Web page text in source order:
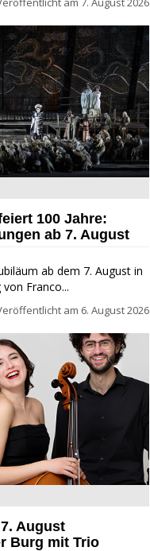
- Ennevi für
100 Jahre:
ab 7. August
ab dem 7. August in
Franco...
am 6. August 2026
August
Burg mit Trio